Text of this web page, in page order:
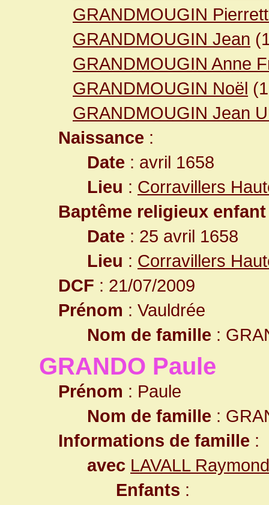
GRANDMOUGIN
GRANDMOUGIN Jean
GRANDMOUGIN Anne
GRANDMOUGIN Noël
GRANDMOUGIN Jean
Naissance :
Date : avril 1658
Lieu : Corravillers
Baptême religieux enfant
Date : 25 avril 1658
Lieu : Corravillers
DCF : 21/07/2009
Prénom : Vauldrée
Nom de famille :
GRANDO Paule
Prénom : Paule
Nom de famille :
Informations de famille :
avec LAVALL Raymond
Enfants :